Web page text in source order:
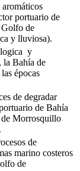
portuario de
Golfo de
y lluviosa).
y
la Bahía de
épocas
de degradar
de Bahía
Morrosquillo
de
marino costeros
de